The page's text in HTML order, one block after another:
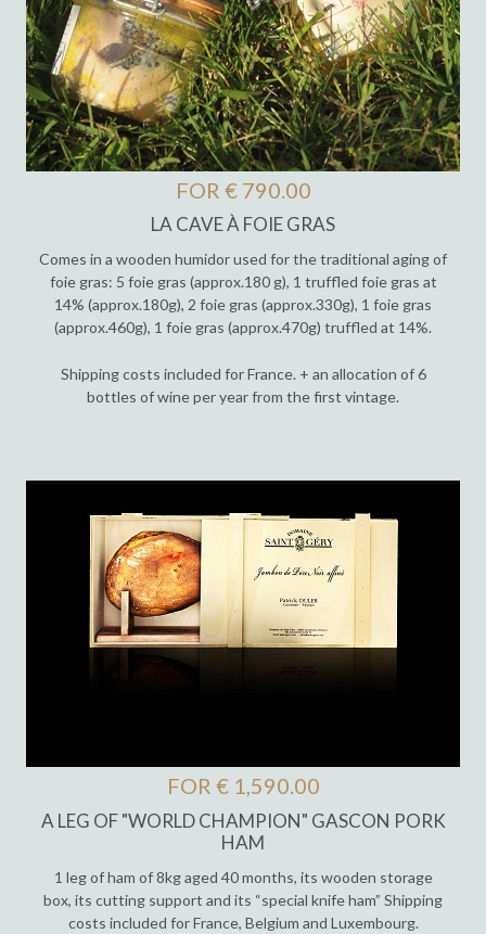
FOR € 790.00
LA CAVE À FOIE GRAS
Comes in a wooden humidor used for the traditional aging of
foie gras: 5 foie gras (approx.180 g), 1 truffled foie gras at
14% (approx.180g), 2 foie gras (approx.330g), 1 foie gras
(approx.460g), 1 foie gras (approx.470g) truffled at 14%.
Shipping costs included for France. + an allocation of 6
bottles of wine per year from the first vintage.
FOR € 1,590.00
A LEG OF "WORLD CHAMPION" GASCON PORK
HAM
1 leg of ham of 8kg aged 40 months, its wooden storage
box, its cutting support and its “special knife ham” Shipping
costs included for France, Belgium and Luxembourg.